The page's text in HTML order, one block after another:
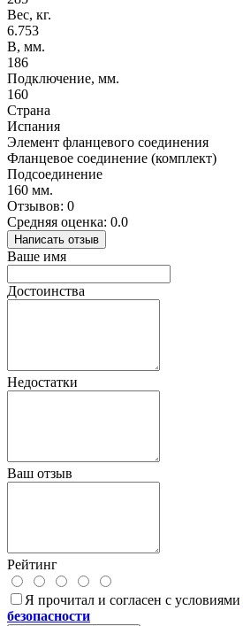
Вес, кг.
6.753
B, мм.
186
Подключение, мм.
160
Страна
Испания
Элемент фланцевого соединения
Фланцевое соединение (комплект)
Подсоединение
160 мм.
Отзывов: 0
Средняя оценка: 0.0
Написать отзыв
Ваше имя
Достоинства
Недостатки
Ваш отзыв
Рейтинг
Я прочитал и согласен с условиями
безопасности